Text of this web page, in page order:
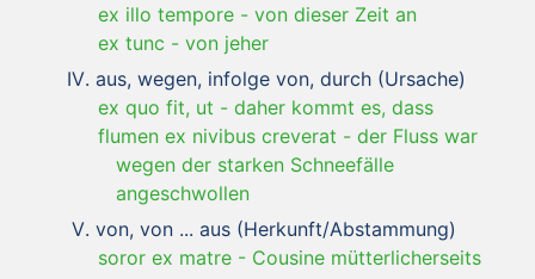
ex illo tempore - von dieser Zeit an
ex tunc - von jeher
aus, wegen, infolge von, durch (Ursache)
ex quo fit, ut - daher kommt es, dass
flumen ex nivibus creverat - der Fluss war
wegen der starken Schneefälle
angeschwollen
von, von ... aus (Herkunft/Abstammung)
soror ex matre - Cousine mütterlicherseits